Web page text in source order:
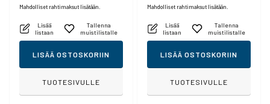
Mahdolliset rahtimaksut lisätään.
Lisää
listaan
Tallenna
muistilistalle
LISÄÄ OSTOSKORIIN
TUOTESIVULLE
Mahdolliset rahtimaksut lisätään.
Lisää
listaan
Tallenna
muistilistalle
LISÄÄ OSTOSKORIIN
TUOTESIVULLE